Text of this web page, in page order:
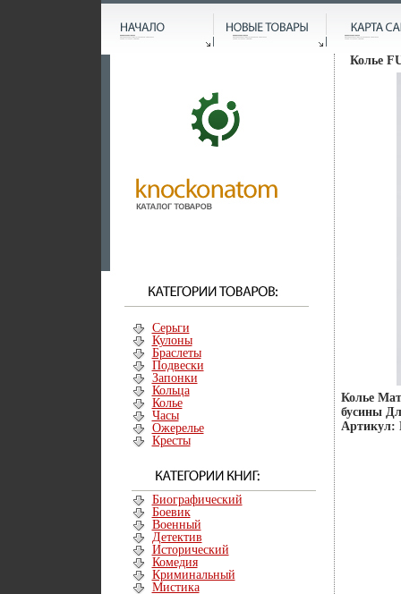
Серьги
Кулоны
Браслеты
Подвески
Запонки
Кольца
Колье
Часы
Ожерелье
Кресты
Биографический
Боевик
Военный
Детектив
Исторический
Комедия
Криминальный
Мистика
Колье
Колье
бусины
Артикул: